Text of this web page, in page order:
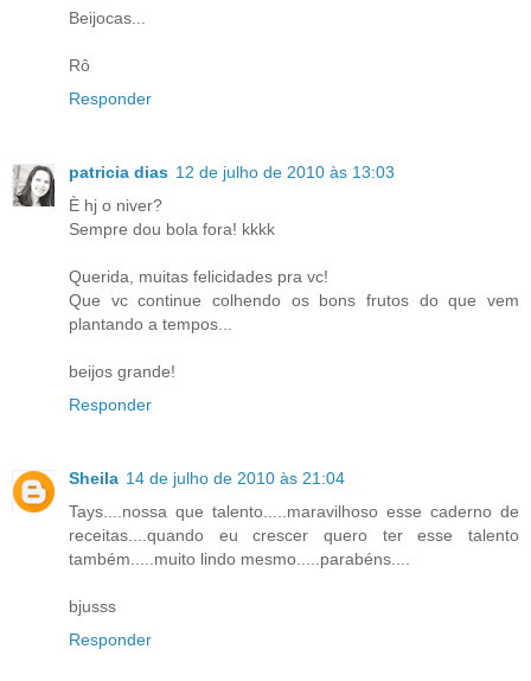
Beijocas...
Rô
Responder
patricia dias 12 de julho de 2010 às 13:03
È hj o niver?
Sempre dou bola fora! kkkk
Querida, muitas felicidades pra vc!
Que vc continue colhendo os bons frutos do que vem
plantando a tempos...
beijos grande!
Responder
Sheila 14 de julho de 2010 às 21:04
Tays....nossa que talento.....maravilhoso esse caderno de
receitas....quando eu crescer quero ter esse talento
também.....muito lindo mesmo.....parabéns....
bjusss
Responder